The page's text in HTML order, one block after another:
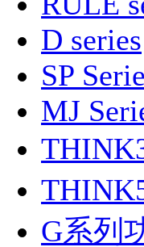
D series
SP
MJ
G系列